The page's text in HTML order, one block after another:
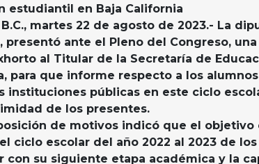
estudiantil en Baja California
martes 22 de agosto de 2023.- La
presentó ante el Pleno del Congreso,
al Titular de la Secretaría de
para que informe respecto a los
instituciones públicas en este ciclo
de los presentes.
de motivos indicó que el
ciclo escolar del año 2022 al 2023 de
con su siguiente etapa académica y la